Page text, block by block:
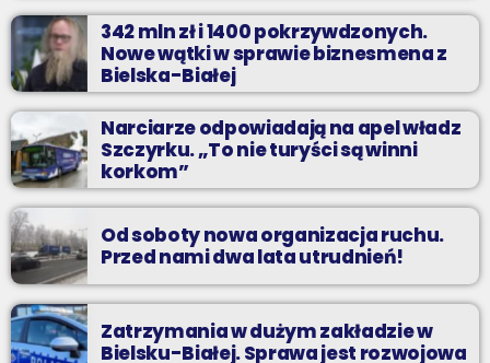
342 mln zł i 1400 pokrzywdzonych.
Nowe wątki w sprawie biznesmena z
Bielska-Białej
Narciarze odpowiadają na apel władz
Szczyrku. „To nie turyści są winni
korkom”
Od soboty nowa organizacja ruchu.
Przed nami dwa lata utrudnień!
Zatrzymania w dużym zakładzie w
Bielsku-Białej. Sprawa jest rozwojowa